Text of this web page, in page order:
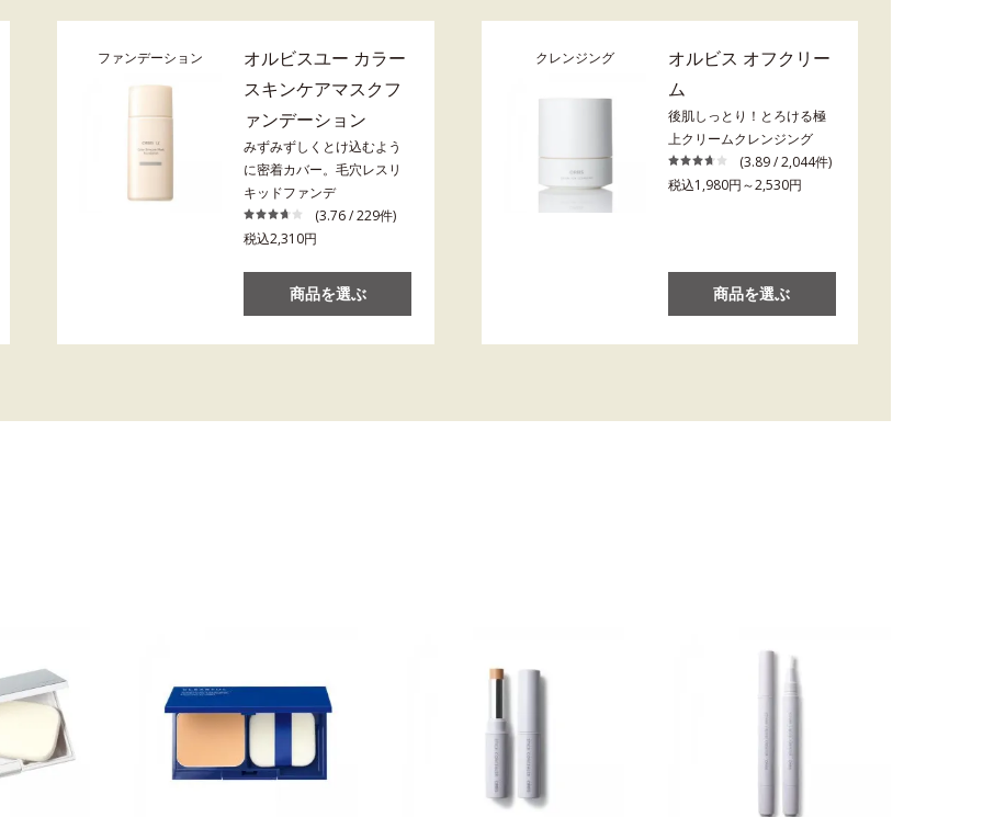
ファンデーション
オルビスユー カラー
スキンケアマスクフ
ァンデーション
みずみずしくとけ込むよう
に密着カバー。毛穴レスリ
キッドファンデ
(3.76 / 229件)
税込2,310円
商品を選ぶ
クレンジング
オルビス オフクリー
ム
後肌しっとり！とろける極
上クリームクレンジング
(3.89 / 2,044件)
税込1,980円～2,530円
商品を選ぶ